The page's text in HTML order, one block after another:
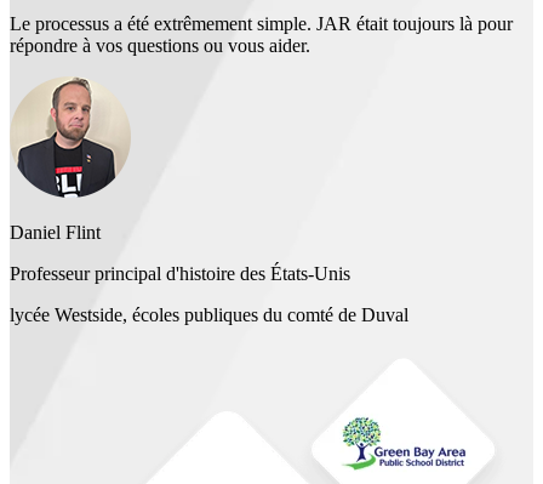
Le processus a été extrêmement simple. JAR était toujours là pour
répondre à vos questions ou vous aider.
Daniel Flint
Professeur principal d'histoire des États-Unis
lycée Westside, écoles publiques du comté de Duval